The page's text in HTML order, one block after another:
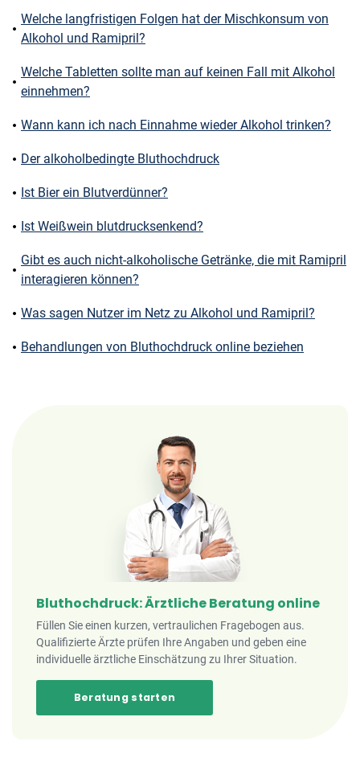
Welche langfristigen Folgen hat der Mischkonsum von
Alkohol und Ramipril?
Welche Tabletten sollte man auf keinen Fall mit Alkohol
einnehmen?
Wann kann ich nach Einnahme wieder Alkohol trinken?
Der alkoholbedingte Bluthochdruck
Ist Bier ein Blutverdünner?
Ist Weißwein blutdrucksenkend?
Gibt es auch nicht-alkoholische Getränke, die mit Ramipril
interagieren können?
Was sagen Nutzer im Netz zu Alkohol und Ramipril?
Behandlungen von Bluthochdruck online beziehen
Bluthochdruck: Ärztliche Beratung online
Füllen Sie einen kurzen, vertraulichen Fragebogen aus.
Qualifizierte Ärzte prüfen Ihre Angaben und geben eine
individuelle ärztliche Einschätzung zu Ihrer Situation.
Beratung starten